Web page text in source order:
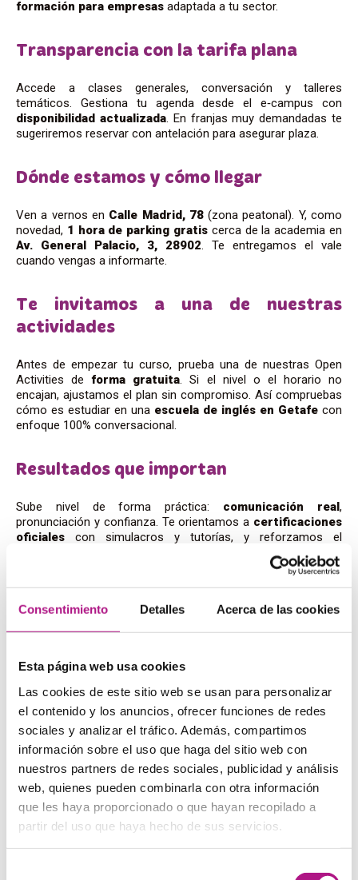
Consentimiento Detalles Acerca de las cookies
Esta página web usa cookies
Las cookies de este sitio web se usan para personalizar
el contenido y los anuncios, ofrecer funciones de redes
sociales y analizar el tráfico. Además, compartimos
información sobre el uso que haga del sitio web con
nuestros partners de redes sociales, publicidad y análisis
web, quienes pueden combinarla con otra información
que les haya proporcionado o que hayan recopilado a
partir del uso que haya hecho de sus servicios.
formación para empresas adaptada a tu sector.
Transparencia con la tarifa plana
Accede a clases generales, conversación y talleres
temáticos. Gestiona tu agenda desde el e‑campus con
disponibilidad actualizada. En franjas muy demandadas te
sugeriremos reservar con antelación para asegurar plaza.
Dónde estamos y cómo llegar
Ven a vernos en Calle Madrid, 78(zona peatonal). Y, como
novedad, 1 hora de parking gratis cerca de la academia en
Av. General Palacio, 3, 28902. Te entregamos el vale
cuando vengas a informarte.
Te invitamos a una de nuestras
actividades
Antes de empezar tu curso, prueba una de nuestras Open
Activities deforma gratuita. Si el nivel o el horario no
encajan, ajustamos el plan sin compromiso. Así compruebas
cómo es estudiar en una escuela de inglés en Getafe con
enfoque 100% conversacional.
Resultados que importan
Sube nivel de forma práctica: comunicación real,
pronunciación y confianza. Te orientamos a certificaciones
oficiales con simulacros y tutorías, y reforzamos el
Preguntas frecuentes sobre
en Getafe
¿Cómo funciona el método 100% Living
English y por qué es diferente?
Priorizamos la conversación desde el minuto uno con role
plays, micro‑retos orales y feedback continuo. Combinas
presencial y online en directo para mantener el ritmo aunque
cambie tu semana.